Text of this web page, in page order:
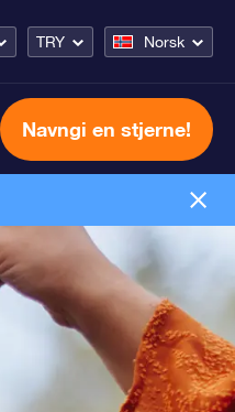
TRY Norsk
Navngi en stjerne!